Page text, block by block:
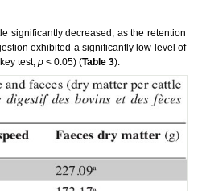
significantly decreased, as the retention
exhibited a significantly low level of
test, p < 0.05) (Table 3).